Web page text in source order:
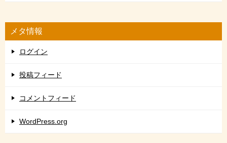
メタ情報
ログイン
投稿フィード
コメントフィード
WordPress.org